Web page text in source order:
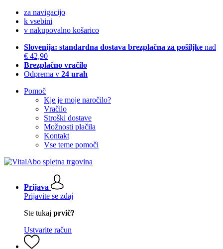
za navigacijo
k vsebini
v nakupovalno košarico
Slovenija: standardna dostava brezplačna za pošiljke nad
€ 42,90
Brezplačno vračilo
Odprema v 24 urah
Pomoč
Kje je moje naročilo?
Vračilo
Stroški dostave
Možnosti plačila
Kontakt
Vse teme pomoči
Prijava
Prijavite se zdaj
Ste tukaj prvič?
Ustvarite račun